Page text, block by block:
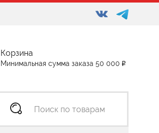
Корзина
Минимальная сумма заказа 50 000